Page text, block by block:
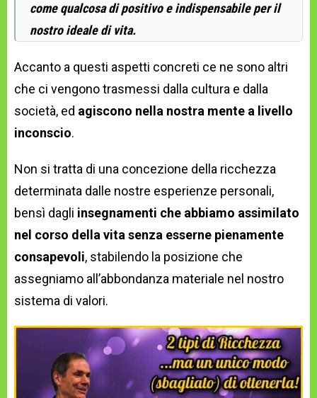
come qualcosa di positivo e indispensabile per il
nostro ideale di vita.
Accanto a questi aspetti concreti ce ne sono altri
che ci vengono trasmessi dalla cultura e dalla
società, ed agiscono nella nostra mente a livello
inconscio.
Non si tratta di una concezione della ricchezza
determinata dalle nostre esperienze personali,
bensì dagli insegnamenti che abbiamo assimilato
nel corso della vita senza esserne pienamente
consapevoli, stabilendo la posizione che
assegniamo all’abbondanza materiale nel nostro
sistema di valori.